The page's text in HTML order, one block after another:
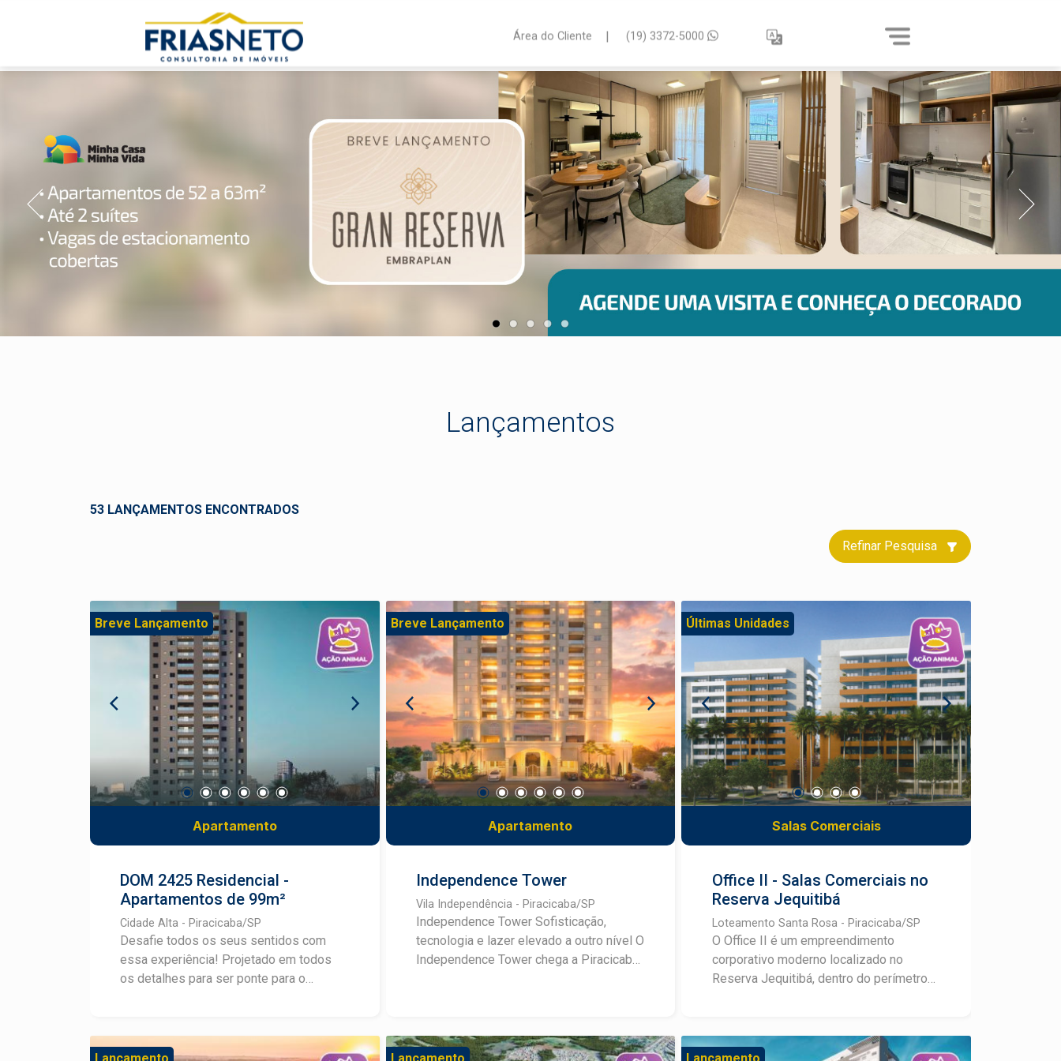
Área do Cliente | (19) 3372-5000
Lançamentos
53 LANÇAMENTOS ENCONTRADOS
Refinar Pesquisa
Breve Lançamento
Apartamento
DOM 2425 Residencial -
Apartamentos de 99m²
Cidade Alta - Piracicaba/SP
Desafie todos os seus sentidos com
essa experiência! Projetado em todos
os detalhes para ser ponte para o
oferece plantas inteligentes em layouts
personalizáveis, com 99m² e até 3
Breve Lançamento
Apartamento
Independence Tower
Vila Independência - Piracicaba/SP
Independence Tower Sofisticação,
tecnologia e lazer elevado a outro nível O
Independence Tower chega a Piracicaba
inspirado no céu, pensado para quem
deseja viver com conforto, exclusividade
Últimas Unidades
Salas Comerciais
Office II - Salas Comerciais no
Reserva Jequitibá
Loteamento Santa Rosa - Piracicaba/SP
O Office II é um empreendimento
corporativo moderno localizado no
Reserva Jequitibá, dentro do perímetro
crescimento e inovação da cidade.
Projetado para atender empresas,